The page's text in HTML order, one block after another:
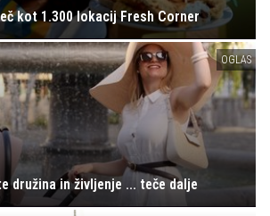
kot 1.300 lokacij Fresh Corner
OGLAS
družina in življenje ... teče dalje